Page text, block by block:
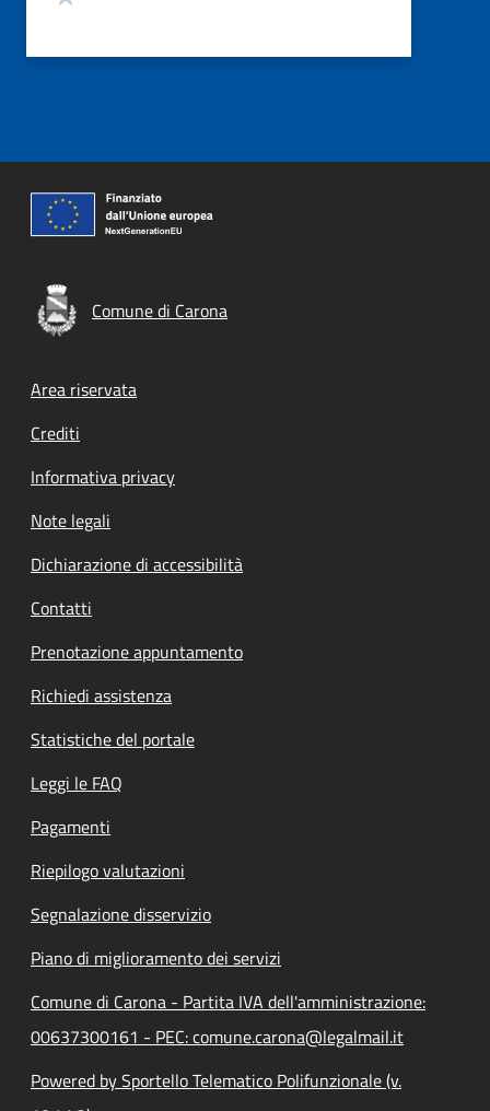
Comune di Carona
Footer menu
Area riservata
Crediti
Informativa privacy
Note legali
Dichiarazione di accessibilità
Contatti
Prenotazione appuntamento
Richiedi assistenza
Statistiche del portale
Leggi le FAQ
Pagamenti
Riepilogo valutazioni
Segnalazione disservizio
Piano di miglioramento dei servizi
Comune di Carona - Partita IVA dell'amministrazione:
00637300161 - PEC: comune.carona@legalmail.it
Powered by Sportello Telematico Polifunzionale (v.